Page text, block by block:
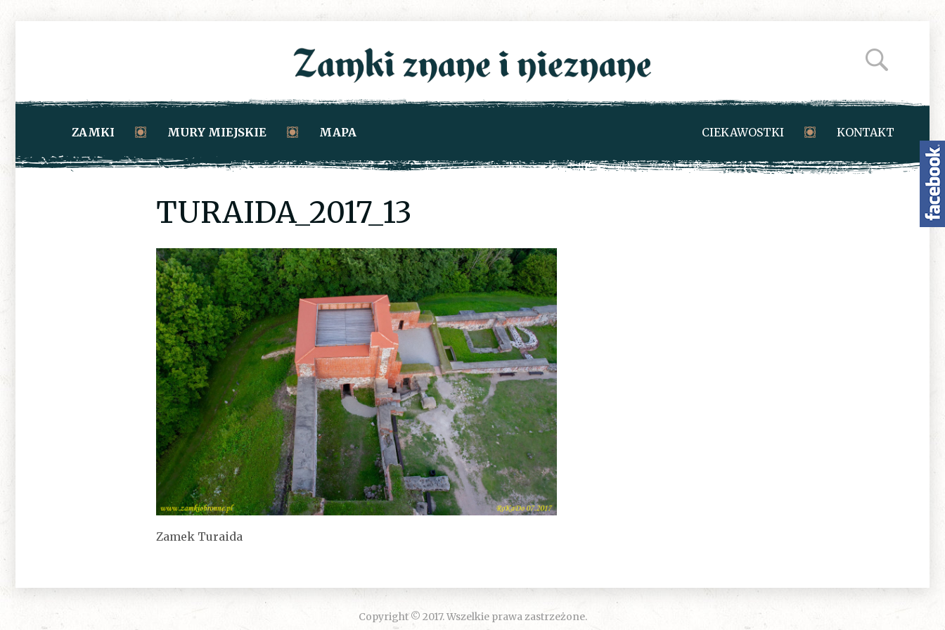
ZAMKI MURY MIEJSKIE MAPA CIEKAWOSTKI KONTAKT
TURAIDA_2017_13
Zamek Turaida
Copyright © 2017. Wszelkie prawa zastrzeżone.